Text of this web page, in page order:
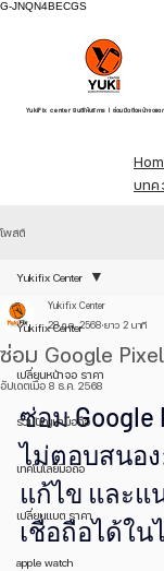
G-JNQN4BECGS
YukiFix center ยินดีให้บริการ l ซ่อมมือถือหน้าจอแต
บทค
โพสต์
Yukifix Center
เปลี่ยนหน้าจอ ราคา
รวมปัญหามือถือ
เทคโนโลยีมือถือ
เปลี่ยนแบต ราคา
apple watch
Yukifix Center
ซ่อม Google
Yukifix Center
28 ก.ค. 2568 ยาว 2 นาที
อัปเดตเมื่อ 8 ธ.ค. 2568
ซ่อม Google
ไม่ตอบสนอง
แก้ไข และแ
เชื่อถือได้ใน